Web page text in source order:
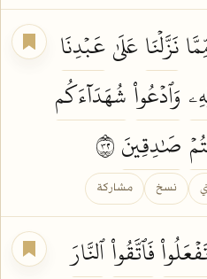
نَزَّلۡنَاعَلَىٰعَبۡدِنَا
وَٱدۡعُواْشُهَدَآءَكُم
صَٰدِقِينَ
نسخ مشاركة
فَٱتَّقُواْٱلنَّارَ